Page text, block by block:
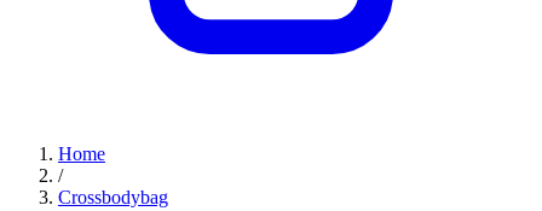
Home
/
Crossbodybag